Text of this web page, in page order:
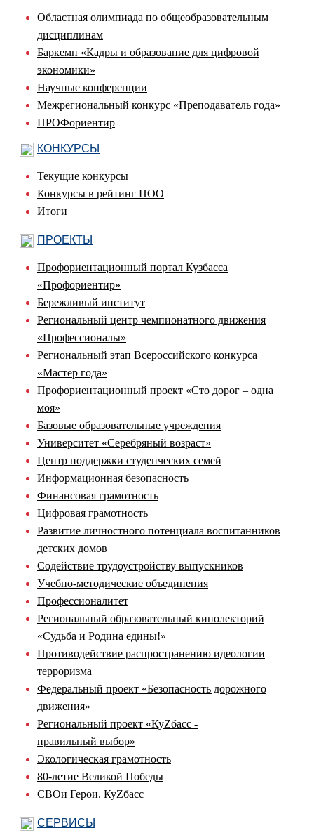
Областная олимпиада по общеобразовательным
дисциплинам
Баркемп «Кадры и образование для цифровой
экономики»
Научные конференции
Межрегиональный конкурс «Преподаватель года»
ПРОФориентир
КОНКУРСЫ
Текущие конкурсы
Конкурсы в рейтинг ПОО
Итоги
ПРОЕКТЫ
Профориентационный портал Кузбасса
«Профориентир»
Бережливый институт
Региональный центр чемпионатного движения
«Профессионалы»
Региональный этап Всероссийского конкурса
«Мастер года»
Профориентационный проект «Сто дорог – одна
моя»
Базовые образовательные учреждения
Университет «Серебряный возраст»
Центр поддержки студенческих семей
Информационная безопасность
Финансовая грамотность
Цифровая грамотность
Развитие личностного потенциала воспитанников
детских домов
Содействие трудоустройству выпускников
Учебно-методические объединения
Профессионалитет
Региональный образовательный кинолекторий
«Судьба и Родина едины!»
Противодействие распространению идеологии
терроризма
Федеральный проект «Безопасность дорожного
движения»
Региональный проект «КуZбасс -
правильный выбор»
Экологическая грамотность
80-летие Великой Победы
СВОи Герои. КуZбасс
СЕРВИСЫ